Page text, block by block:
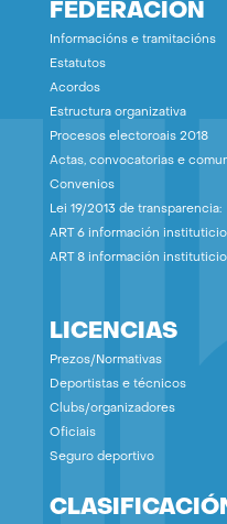
FEDERACIÓN
Informacións e tramitacións
Estatutos
Acordos
Estructura organizativa
Procesos electoroais 2018
Actas, convocatorias e
Convenios
Lei 19/2013 de transparencia:
ART 6 información
ART 8 información
LICENCIAS
Prezos/Normativas
Deportistas e técnicos
Clubs/organizadores
Oficiais
Seguro deportivo